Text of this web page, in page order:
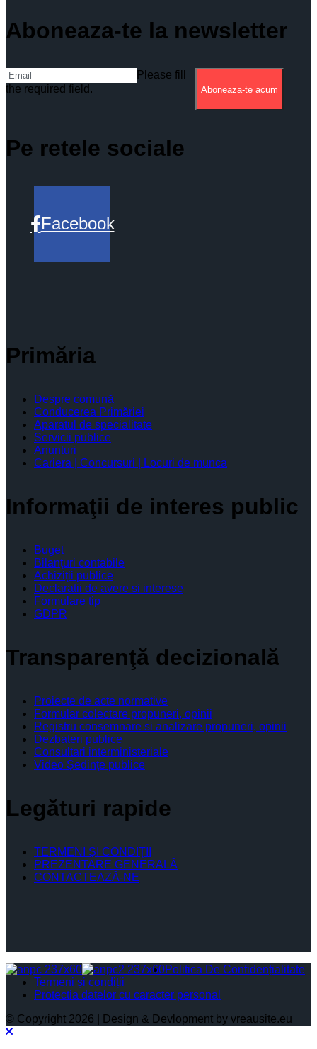
Aboneaza-te la newsletter
Please fill
the required field.
Aboneaza-te acum
Pe retele sociale
Facebook
Primăria
Despre comună
Conducerea Primăriei
Aparatul de specialitate
Servicii publice
Anunturi
Cariera | Concursuri | Locuri de munca
Informaţii de interes public
Buget
Bilanţuri contabile
Achiziţii publice
Declaratii de avere si interese
Formulare tip
GDPR
Transparenţă decizională
Proiecte de acte normative
Formular colectare propuneri, opinii
Registru consemnare si analizare propuneri, opinii
Dezbateri publice
Consultari interministeriale
Video Şedinţe publice
Legături rapide
TERMENI ŞI CONDIŢII
PREZENTARE GENERALĂ
CONTACTEAZĂ-NE
Politica De Confidențialitate
Termeni și condiții
Protectia datelor cu caracter personal
© Copyright 2026 | Design & Devlopment by vreausite.eu